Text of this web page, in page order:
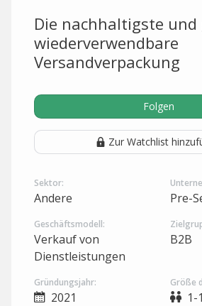
Die nachhaltigste
wiederverwendbare
Versandverpackung
Folgen
Zur Watchlist
Sektor:
Andere Pre-
Geschäftsmodell:
Verkauf von
Dienstleistungen
B2B
Gründungsjahr:
2021
Größe